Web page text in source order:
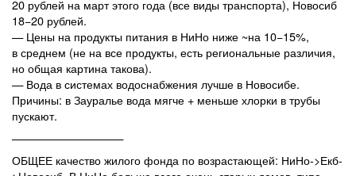
20 рублей на март этого года (все виды транспорта), Новосиб
18−20 рублей.
— Цены на продукты питания в НиНо ниже ~на 10−15%,
в среднем (не на все продукты, есть региональные различия,
но общая картина такова).
— Вода в системах водоснабжения лучше в Новосибе.
Причины: в Зауралье вода мягче + меньше хлорки в трубы
пускают.
——————————
ОБЩЕЕ качество жилого фонда по возрастающей: НиНо->Екб-